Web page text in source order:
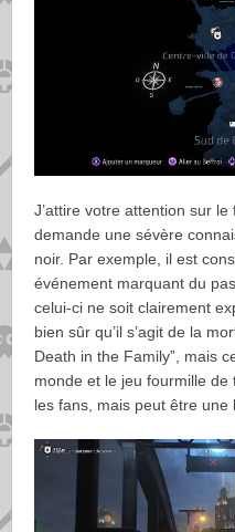
J’attire votre attention sur le
demande une sévère
noir. Par exemple, il est
événement marquant du
celui-ci ne soit clairement
bien sûr qu’il s’agit de la
Death in the Family”, mais
monde et le jeu fourmille
les fans, mais peut être une